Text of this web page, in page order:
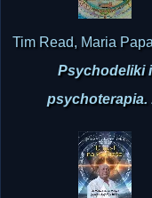
Tim Read, Maria
Psychodeliki i
psychoterapia.